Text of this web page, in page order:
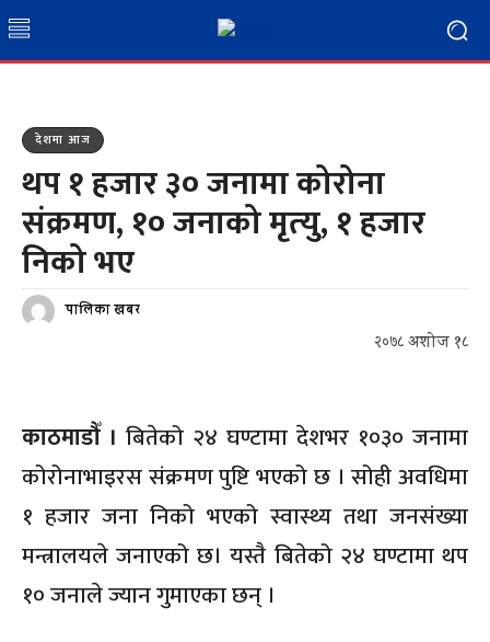
देशमा आज
थप १ हजार ३० जनामा कोरोना
संक्रमण, १० जनाको मृत्‍यु, १ हजार
निको भए
पालिका खबर
२०७८ अशोज १८
काठमाडौँ । बितेको २४ घण्टामा देशभर १०३० जनामा
कोरोनाभाइरस संक्रमण पुष्टि भएको छ । सोही अवधिमा
१ हजार जना निको भएको स्वास्थ्य तथा जनसंख्या
मन्त्रालयले जनाएको छ। यस्तै बितेको २४ घण्टामा थप
१० जनाले ज्यान गुमाएका छन् ।